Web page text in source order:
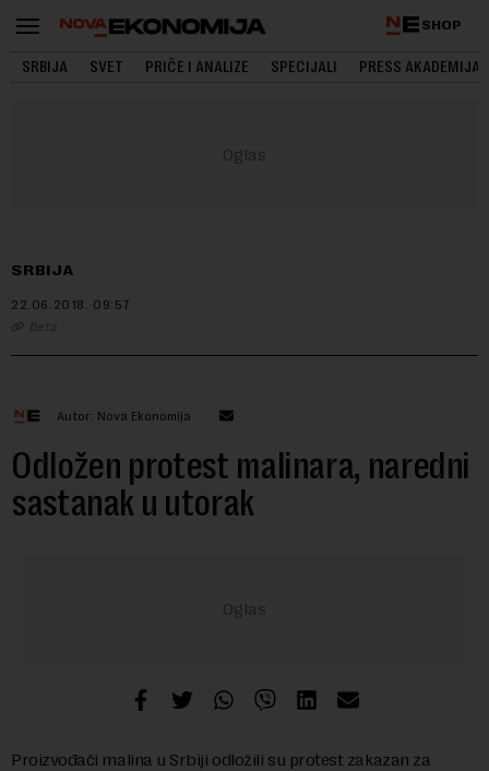
SHOP
SRBIJA SVET PRIČE I ANALIZE SPECIJALI PRESS AKADEMIJA
SRBIJA
22.06.2018. 09:57
Beta
Autor: Nova Ekonomija
Odložen protest malinara, naredni
sastanak u utorak
Proizvođači malina u Srbiji odložili su protest zakazan za